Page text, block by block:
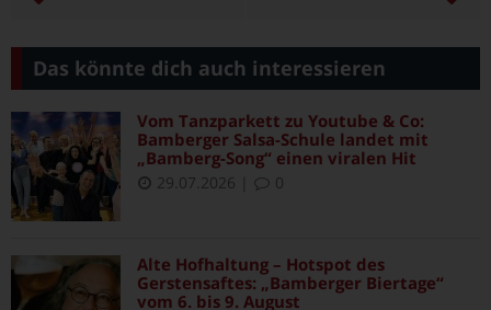
Das könnte dich auch interessieren
Vom Tanzparkett zu Youtube & Co:
Bamberger Salsa-Schule landet mit
„Bamberg-Song“ einen viralen Hit
29.07.2026 0
Alte Hofhaltung – Hotspot des
Gerstensaftes: „Bamberger Biertage“
vom 6. bis 9. August